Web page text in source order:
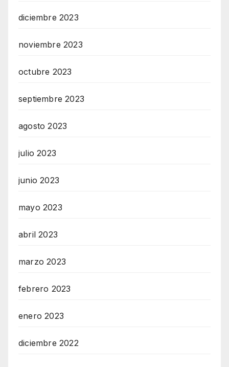
diciembre 2023
noviembre 2023
octubre 2023
septiembre 2023
agosto 2023
julio 2023
junio 2023
mayo 2023
abril 2023
marzo 2023
febrero 2023
enero 2023
diciembre 2022